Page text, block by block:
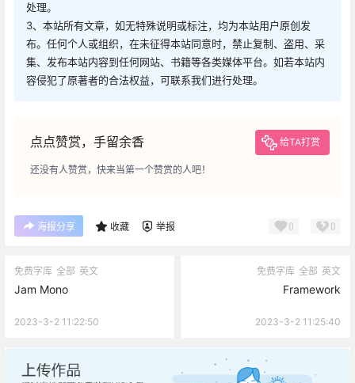
处理。
3、本站所有文章，如无特殊说明或标注，均为本站用户原创发
布。任何个人或组织，在未征得本站同意时，禁止复制、盗用、采
集、发布本站内容到任何网站、书籍等各类媒体平台。如若本站内
容侵犯了原著者的合法权益，可联系我们进行处理。
点点赞赏，手留余香 给TA打赏
还没有人赞赏，快来当第一个赞赏的人吧！
海报分享 收藏 举报 0 0
免费字库 全部 英文
Jam Mono
2023-3-2 11:22:50
免费字库 全部 英文
Framework
2023-3-2 11:25:40